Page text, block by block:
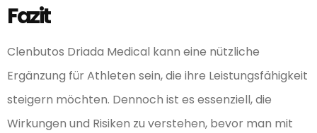
Fazit
Clenbutos Driada Medical kann eine nützliche
Ergänzung für Athleten sein, die ihre Leistungsfähigkeit
steigern möchten. Dennoch ist es essenziell, die
Wirkungen und Risiken zu verstehen, bevor man mit